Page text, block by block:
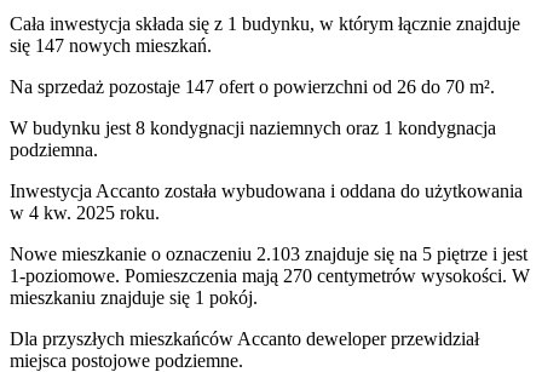
Cała inwestycja składa się z 1 budynku, w którym łącznie znajduje
się 147 nowych mieszkań.
Na sprzedaż pozostaje 147 ofert o powierzchni od 26 do 70 m².
W budynku jest 8 kondygnacji naziemnych oraz 1 kondygnacja
podziemna.
Inwestycja Accanto została wybudowana i oddana do użytkowania
w 4 kw. 2025 roku.
Nowe mieszkanie o oznaczeniu 2.103 znajduje się na 5 piętrze i jest
1-poziomowe. Pomieszczenia mają 270 centymetrów wysokości. W
mieszkaniu znajduje się 1 pokój.
Dla przyszłych mieszkańców Accanto deweloper przewidział
miejsca postojowe podziemne.